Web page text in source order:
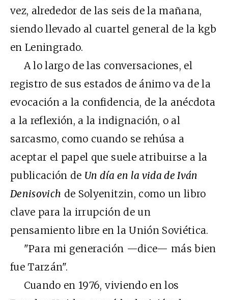
vez, alrededor de las seis de la mañana,
siendo llevado al cuartel general de la kgb
en Leningrado.
A lo largo de las conversaciones, el
registro de sus estados de ánimo va de la
evocación a la confidencia, de la anécdota
a la reflexión, a la indignación, o al
sarcasmo, como cuando se rehúsa a
aceptar el papel que suele atribuirse a la
publicación de Un día en la vida de Iván
Denisovich de Solyenitzin, como un libro
clave para la irrupción de un
pensamiento libre en la Unión Soviética.
"Para mi generación —dice— más bien
fue Tarzán".
Cuando en 1976, viviendo en los